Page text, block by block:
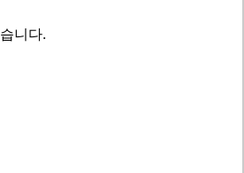
니다.